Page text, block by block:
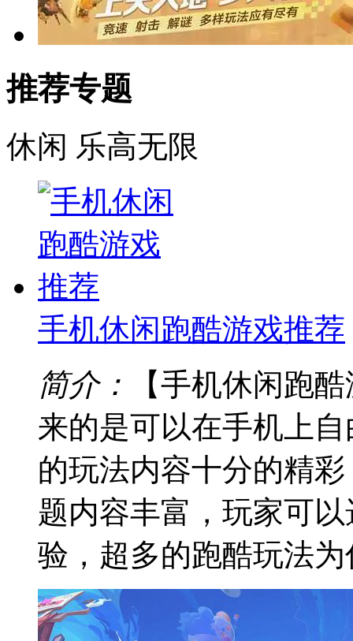
推荐专题
休闲 乐高无限
手机休闲跑酷游戏推荐
简介：
【手机休闲跑
来的是可以在手机上
的玩法内容十分的精
题内容丰富，玩家可
验，超多的跑酷玩法